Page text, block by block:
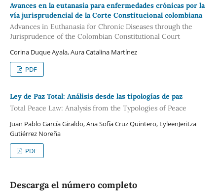
Avances en la eutanasia para enfermedades crónicas por la
vía jurisprudencial de la Corte Constitucional colombiana
Advances in Euthanasia for Chronic Diseases through the
Jurisprudence of the Colombian Constitutional Court
Corina Duque Ayala, Aura Catalina Martínez
PDF
Ley de Paz Total: Análisis desde las tipologías de paz
Total Peace Law: Analysis from the Typologies of Peace
Juan Pablo García Giraldo, Ana Sofía Cruz Quintero, EyleenJeritza
Gutiérrez Noreña
PDF
Descarga el número completo